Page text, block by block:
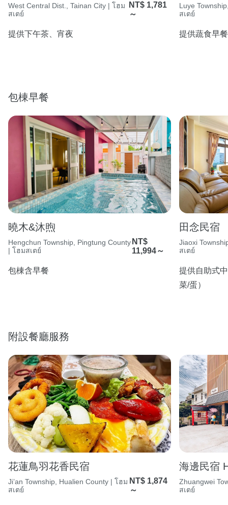
West Central Dist., Tainan City | โฮม
สเตย์
NT$ 1,781
～
提供下午茶、宵夜
Luye
สเตย์
提供蔬食早餐
包棟早餐
曉木&沐煦
Hengchun Township, Pingtung County
| โฮมสเตย์
NT$
11,994～
包棟含早餐
田念民宿
Jiaoxi
สเตย์
提供自助式
菜/蛋）
附設餐廳服務
花蓮鳥羽花香民宿
Ji’an Township, Hualien County | โฮม
สเตย์
NT$ 1,874
～
海邊民宿
Zhuangwei
สเตย์